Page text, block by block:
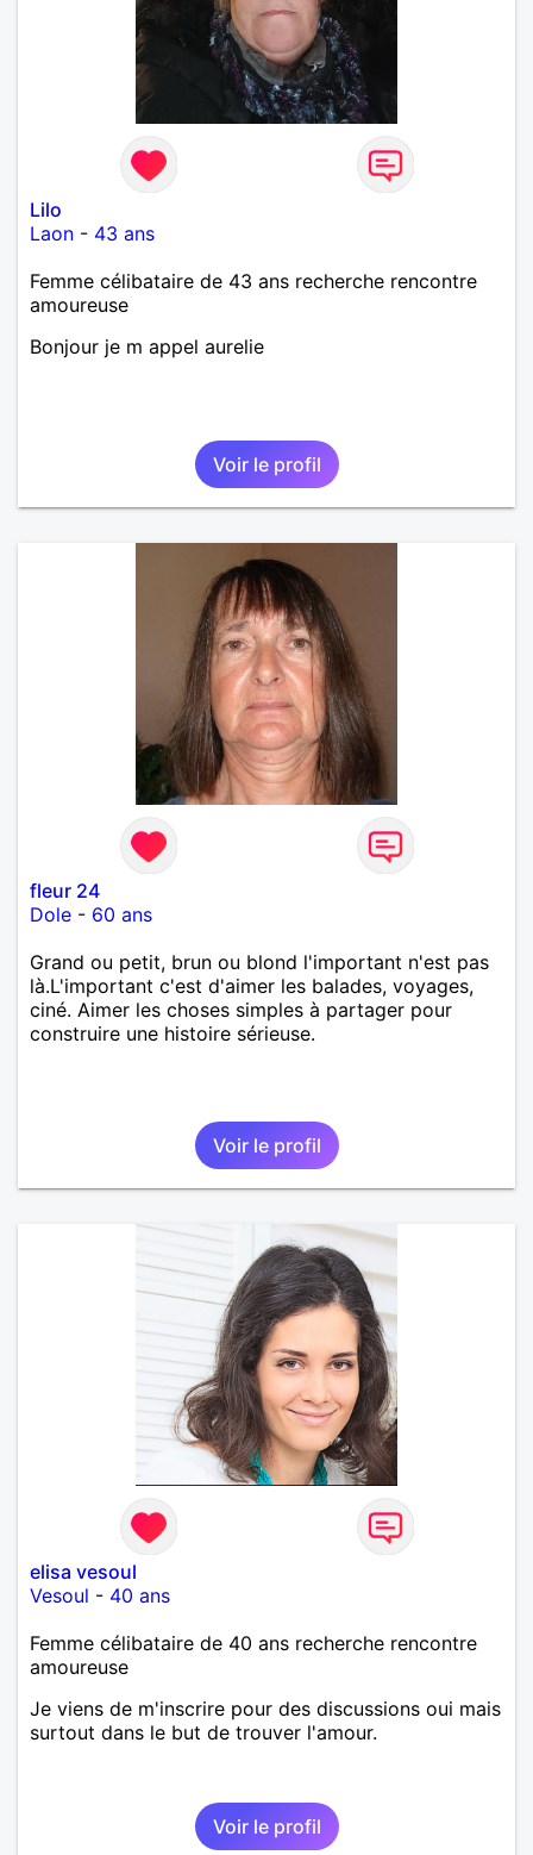
Lilo
Laon - 43 ans
Femme célibataire de 43 ans recherche rencontre
amoureuse
Bonjour je m appel aurelie
Voir le profil
fleur 24
Dole - 60 ans
Grand ou petit, brun ou blond l'important n'est pas
là.L'important c'est d'aimer les balades, voyages,
ciné. Aimer les choses simples à partager pour
construire une histoire sérieuse.
Voir le profil
elisa vesoul
Vesoul - 40 ans
Femme célibataire de 40 ans recherche rencontre
amoureuse
Je viens de m'inscrire pour des discussions oui mais
surtout dans le but de trouver l'amour.
Voir le profil